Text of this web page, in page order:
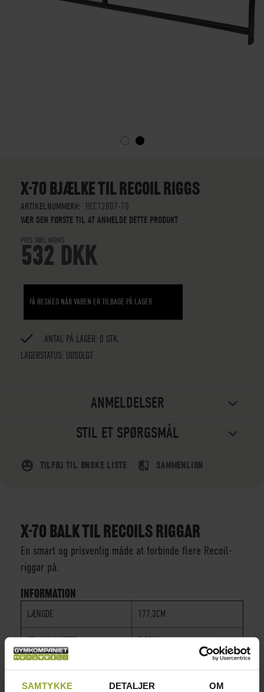
SAMTYKKE DETALJER OM
BILLEDGALLERIET
X-70 BJÆLKE TIL RECOIL RIGGS
ARTIKELNUMMER
REC12807-70
VÆR DEN FØRSTE TIL AT ANMELDE DETTE PRODUKT
PRIS INKL.MOMS
532 DKK
FÅ BESKED NÅR VAREN ER TILBAGE PÅ LAGER
LAGERSTATUS: UDSOLGT
ANTAL PÅ LAGER: 0 STK.
ANMELDELSER
STIL ET SPØRGSMÅL
TILFØJ TIL ØNSKE LISTE SAMMENLIGN
X-70 BALK TIL RECOILS RIGGAR
En smart og prisvenlig måde at forbinde flere Recoil-
riggar på.
INFORMATION
LÆNGDE 177,3CM
STANGDIAMETER 3,3CM